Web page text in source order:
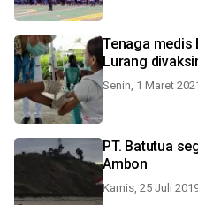
Tenaga medis
Lurang
Senin, 1 Maret
PT. Batutua
Ambon
Kamis, 25 Juli